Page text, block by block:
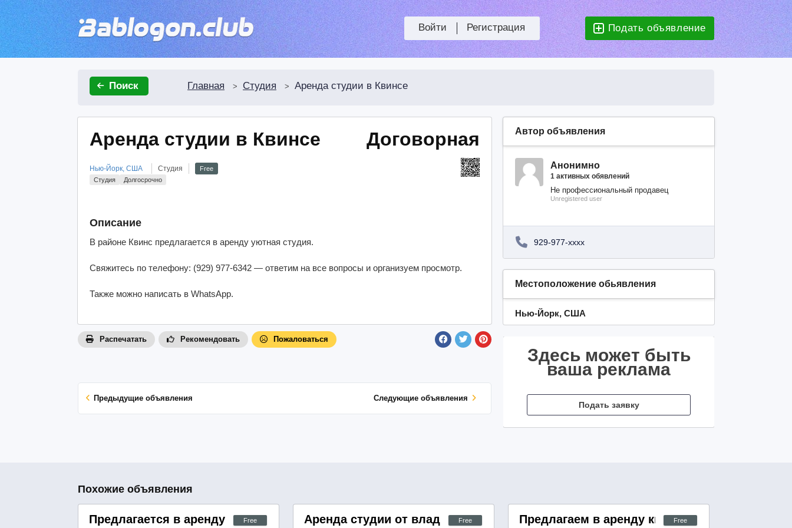
Подать объявление
Регистрация
Войти
Поиск Главная > Студия > Аренда студии в Квинсе
Договорная
Аренда студии в Квинсе
Нью-Йорк, США Студия
Free
Студия
Долгосрочно
Описание
В районе Квинс предлагается в аренду уютная студия.
Свяжитесь по телефону: (929) 977-6342 — ответим на все вопросы и организуем просмотр.
Также можно написать в WhatsApp.
Распечатать Рекомендовать Пожаловаться
Предыдущие объявления Cледующие объявления
Автор объявления
Анонимно
1 активных обявлений
Не профессиональный продавец
Unregistered user
929-977-xxxx
Местоположение обьявления
Нью-Йорк, США
Здесь может быть
ваша реклама
Подать заявку
Похожие объявления
Free
Предлагается в аренду студия Free
Аренда студии от владельца Free
Предлагаем в аренду квартиру-студию